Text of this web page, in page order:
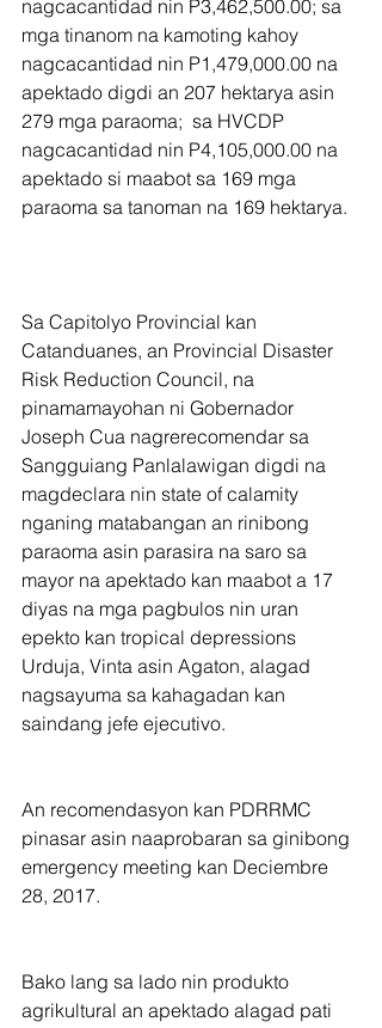
nagcacantidad nin P3,462,500.00; sa
mga tinanom na kamoting kahoy
nagcacantidad nin P1,479,000.00 na
apektado digdi an 207 hektarya asin
279 mga paraoma;  sa HVCDP
nagcacantidad nin P4,105,000.00 na
apektado si maabot sa 169 mga
paraoma sa tanoman na 169 hektarya.
Sa Capitolyo Provincial kan
Catanduanes, an Provincial Disaster
Risk Reduction Council, na
pinamamayohan ni Gobernador
Joseph Cua nagrerecomendar sa
Sangguiang Panlalawigan digdi na
magdeclara nin state of calamity
nganing matabangan an rinibong
paraoma asin parasira na saro sa
mayor na apektado kan maabot a 17
diyas na mga pagbulos nin uran
epekto kan tropical depressions
Urduja, Vinta asin Agaton, alagad
nagsayuma sa kahagadan kan
saindang jefe ejecutivo.
An recomendasyon kan PDRRMC
pinasar asin naaprobaran sa ginibong
emergency meeting kan Deciembre
28, 2017.
Bako lang sa lado nin produkto
agrikultural an apektado alagad pati